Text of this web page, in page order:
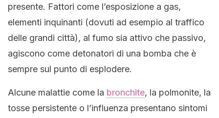
presente. Fattori come l’esposizione a gas,
elementi inquinanti (dovuti ad esempio al traffico
delle grandi città), al fumo sia attivo che passivo,
agiscono come detonatori di una bomba che è
sempre sul punto di esplodere.
Alcune malattie come la bronchite, la polmonite, la
tosse persistente o l’influenza presentano sintomi